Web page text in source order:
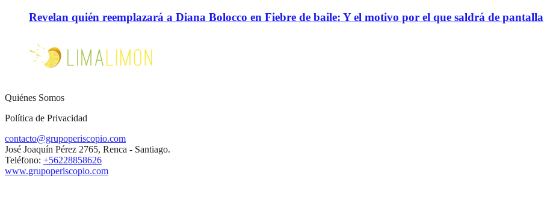
Revelan quién reemplazará a Diana Bolocco en Fiebre de baile: Y el motivo por el que saldrá de pantalla
Quiénes Somos
Política de Privacidad
contacto@grupoperiscopio.com
José Joaquín Pérez 2765, Renca - Santiago.
Teléfono: +56228858626
www.grupoperiscopio.com